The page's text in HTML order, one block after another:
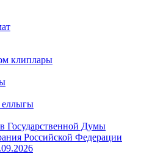
клиплары
Государственной Думы
Российской Федерации